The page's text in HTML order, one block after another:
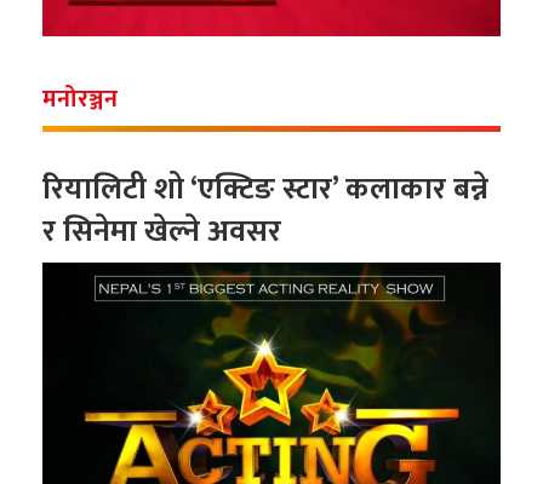
मनोरञ्जन
रियालिटी शो ‘एक्टिङ स्टार’ कलाकार बन्ने
र सिनेमा खेल्ने अवसर